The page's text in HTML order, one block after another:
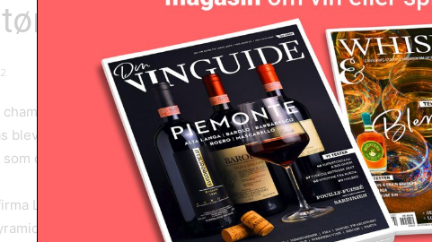
glaspyramide
blev benyttet til at slå den nye verdensrekord .
blev benyttet for at lave den enorme pyramide som nu bliver
den største glaspyramide lavet af champagneglas.
Luuk Broos Events der stod bag og det tog teamet fem dage
på Atlantis resort i Dubai. Eventet var lavet i samarbejde